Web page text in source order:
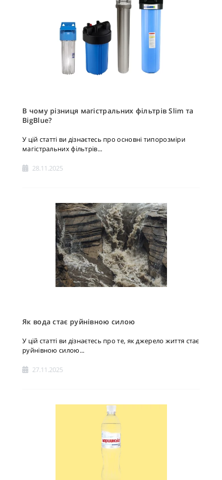
В чому різниця магістральних фільтрів Slim та
BigBlue?
У цій статті ви дізнаєтесь про основні типорозміри
магістральних фільтрів...
28.11.2025
Як вода стає руйнівною силою
У цій статті ви дізнаєтесь про те, як джерело життя стає
руйнівною силою...
27.11.2025